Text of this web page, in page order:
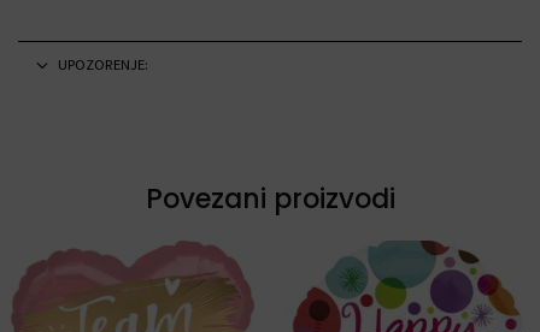
UPOZORENJE:
Povezani proizvodi